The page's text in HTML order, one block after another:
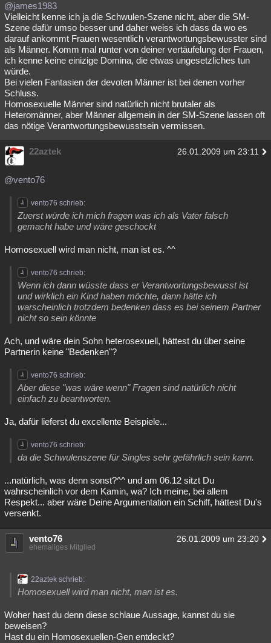
@james1983
Vielleicht kenne ich ja die Schwulen-Szene nicht, aber die SM-
Szene dafür umso besser und daher weiss ich dass da wo es
darauf ankommt Frauen wesentlich verantwortungsbewusster sind
als Männer. Komm mal runter von deiner vertäufelung der Frauen,
ich kenne keine einizige Domina, die etwas ungesetzliches tun
würde.
Bei vielen Fantasien der devoten Männer ist bei denen vorher
Schluss.
Homosexuelle Männer sind natürlich nicht brutaler als
Heteromänner, aber Männer allgemein in der SM-Szene lassen oft
das nötige Verantwortungsbewusstsein vermissen.
22aztek 26.01.2009 um 23:11
@vento76
vento76 schrieb:
Zuerst würde ich mich fragen was ich als Vater falsch
gemacht habe und wäre geschockt
Homosexuell wird man nicht, man ist es. ^^
vento76 schrieb:
Wenn ich dann wüsste dass er Verantwortungsbewusst ist
und wirklich ein Kind haben möchte, dann hätte ich
warscheinlich trotzdem bedenken dass es bei seinem Partner
nicht so sein könnte
Ach, und wäre dein Sohn heterosexuell, hättest du über seine
Partnerin keine "Bedenken"?
vento76 schrieb:
Aber diese "was wäre wenn" Fragen sind natürlich nicht
einfach zu beantworten.
Ja, dafür lieferst du excellente Beispiele...
vento76 schrieb:
da die Schwulenszene für Singles sehr gefährlich sein kann.
...natürlich, was denn sonst?^^ und am 06.12 sitzt Du
wahrscheinlich vor dem Kamin, wa? Ich meine, bei allem
Respekt... aber wäre Deine Argumentation ein Schiff, hättest Du's
versenkt.
vento76 26.01.2009 um 23:20
ehemaliges Mitglied
22aztek schrieb:
Homosexuell wird man nicht, man ist es.
Woher hast du denn diese schlaue Aussage, kannst du sie
beweisen?
Hast du ein Homosexuellen-Gen entdeckt?